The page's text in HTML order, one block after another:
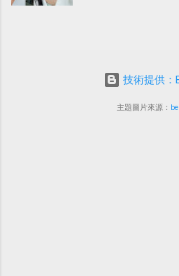
蔓）、吳依潔（戲
技術提供：
主題圖片來源：